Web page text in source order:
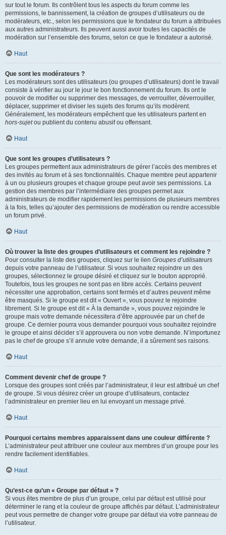
sur tout le forum. Ils contrôlent tous les aspects du forum comme les
permissions, le bannissement, la création de groupes d’utilisateurs ou de
modérateurs, etc., selon les permissions que le fondateur du forum a attribuées
aux autres administrateurs. Ils peuvent aussi avoir toutes les capacités de
modération sur l’ensemble des forums, selon ce que le fondateur a autorisé.
Haut
Que sont les modérateurs ?
Les modérateurs sont des utilisateurs (ou groupes d’utilisateurs) dont le travail
consiste à vérifier au jour le jour le bon fonctionnement du forum. Ils ont le
pouvoir de modifier ou supprimer des messages, de verrouiller, déverrouiller,
déplacer, supprimer et diviser les sujets des forums qu’ils modèrent.
Généralement, les modérateurs empêchent que les utilisateurs partent en
hors-sujetou publient du contenu abusif ou offensant.
Haut
Que sont les groupes d’utilisateurs ?
Les groupes permettent aux administrateurs de gérer l’accès des membres et
des invités au forum et à ses fonctionnalités. Chaque membre peut appartenir
à un ou plusieurs groupes et chaque groupe peut avoir ses permissions. La
gestion des membres par l’intermédiaire des groupes permet aux
administrateurs de modifier rapidement les permissions de plusieurs membres
à la fois, telles qu’ajouter des permissions de modération ou rendre accessible
un forum privé.
Haut
Où trouver la liste des groupes d’utilisateurs et comment les rejoindre ?
Pour consulter la liste des groupes, cliquez sur le lien Groupes d’utilisateurs
depuis votre panneau de l’utilisateur. Si vous souhaitez rejoindre un des
groupes, sélectionnez le groupe désiré et cliquez sur le bouton approprié.
Toutefois, tous les groupes ne sont pas en libre accès. Certains peuvent
nécessiter une approbation, certains sont fermés et d’autres peuvent même
être masqués. Si le groupe est dit « Ouvert », vous pouvez le rejoindre
librement. Si le groupe est dit « À la demande », vous pouvez rejoindre le
groupe mais votre demande nécessitera d’être approuvée par un chef de
groupe. Ce dernier pourra vous demander pourquoi vous souhaitez rejoindre
le groupe et ainsi décider s’il approuvera ou non votre demande. N’importunez
pas le chef de groupe s’il annule votre demande, il a sûrement ses raisons.
Haut
Comment devenir chef de groupe ?
Lorsque des groupes sont créés par l’administrateur, il leur est attribué un chef
de groupe. Si vous désirez créer un groupe d’utilisateurs, contactez
l’administrateur en premier lieu en lui envoyant un message privé.
Haut
Pourquoi certains membres apparaissent dans une couleur différente ?
L’administrateur peut attribuer une couleur aux membres d’un groupe pour les
rendre facilement identifiables.
Haut
Qu’est-ce qu’un « Groupe par défaut » ?
Si vous êtes membre de plus d’un groupe, celui par défaut est utilisé pour
déterminer le rang et la couleur de groupe affichés par défaut. L’administrateur
peut vous permettre de changer votre groupe par défaut via votre panneau de
l’utilisateur.